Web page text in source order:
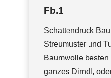
Fb.1
Schattendruck
Streumuster und
Baumwolle besten
ganzes Dirndl,